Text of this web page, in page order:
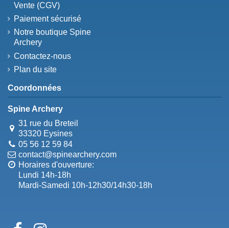
Vente (CGV)
Paiement sécurisé
Notre boutique Spine
Archery
Contactez-nous
Plan du site
Coordonnées
Spine Archery
31 rue du Breteil
33320 Eysines
05 56 12 59 84
contact@spinearchery.com
Horaires d'ouverture:
Lundi 14h-18h
Mardi-Samedi 10h-12h30/14h30-18h